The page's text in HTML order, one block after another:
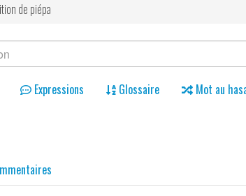
de piépa
Expressions Glossaire Mot au